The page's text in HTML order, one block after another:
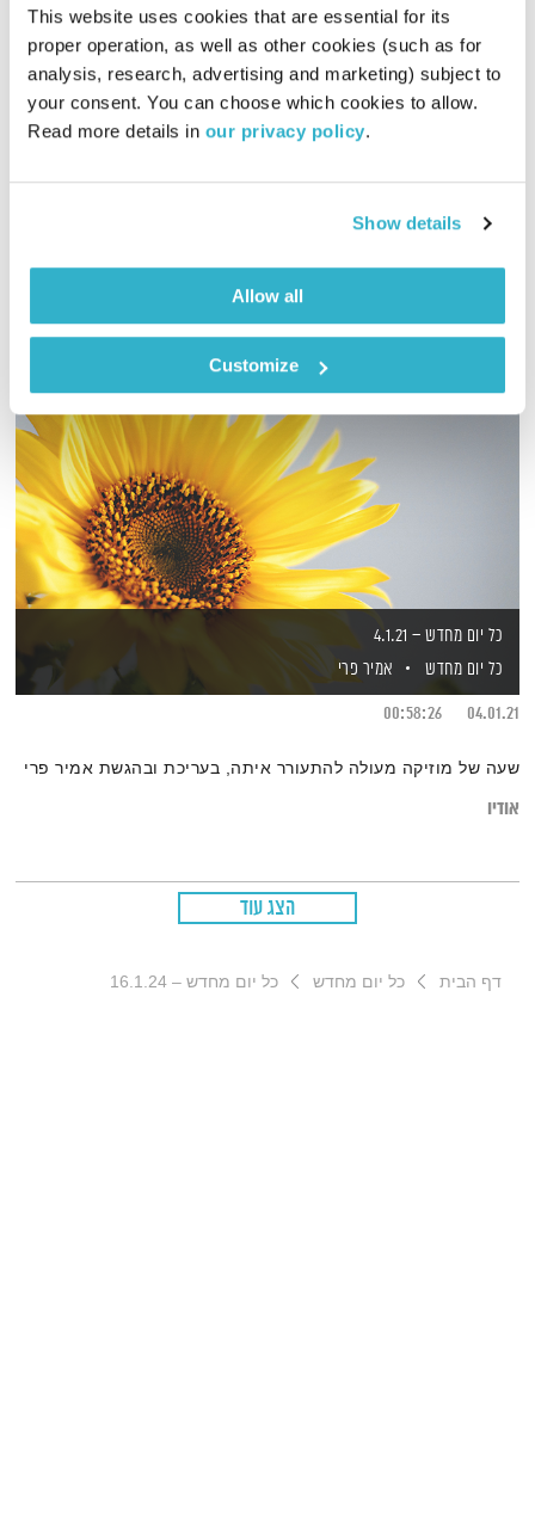
This website uses cookies that are essential for its
proper operation, as well as other cookies (such as for
analysis, research, advertising and marketing) subject to
your consent. You can choose which cookies to allow.
Read more details in our privacy policy.
Show details
Allow all
Customize
לאה גולדברג: חלק א'
ניסוי כלים
מיכה לבינסון
04.06.16
00:57:39
אודיו
כל יום מחדש – 4.1.21
כל יום מחדש
אמיר פרי
04.01.21
00:58:26
שעה של מוזיקה מעולה להתעורר איתה, בעריכת ובהגשת אמיר פרי
אודיו
הצג עוד
דף הבית כל יום מחדש כל יום מחדש – 16.1.24